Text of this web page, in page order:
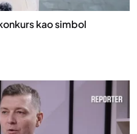
kao simbol